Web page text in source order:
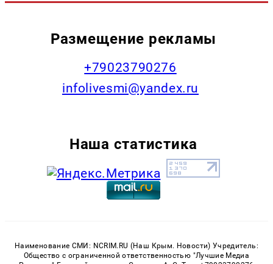
Размещение рекламы
+79023790276
infolivesmi@yandex.ru
Наша статистика
Наименование СМИ: NCRIM.RU (Наш Крым. Новости) Учредитель:
Общество с ограниченной ответственностью "Лучшие Медиа